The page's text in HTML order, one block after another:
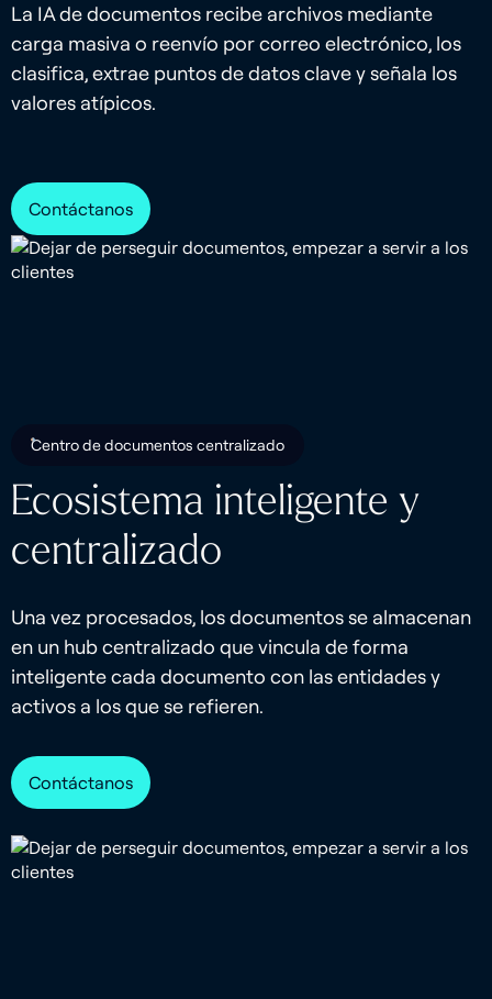
La IA de documentos recibe archivos mediante
carga masiva o reenvío por correo electrónico, los
clasifica, extrae puntos de datos clave y señala los
valores atípicos.
Contáctanos
Centro de documentos centralizado
Ecosistema inteligente y
centralizado
Una vez procesados, los documentos se almacenan
en un hub centralizado que vincula de forma
inteligente cada documento con las entidades y
activos a los que se refieren.
Contáctanos